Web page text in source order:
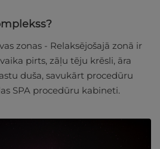
zonas - Relaksējošajā zonā ir
pirts, zāļu tēju krēsli, āra
duša, savukārt procedūru
SPA procedūru kabineti.